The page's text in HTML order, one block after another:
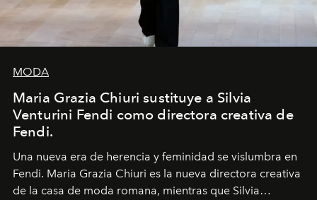
MODA
Maria Grazia Chiuri sustituye a Silvia
Venturini Fendi como directora creativa de
Fendi.
Una nueva era de herencia y feminidad se vislumbra en
Fendi. Maria Grazia Chiuri es la nueva directora creativa
de la casa de moda romana, mientras que Silvia